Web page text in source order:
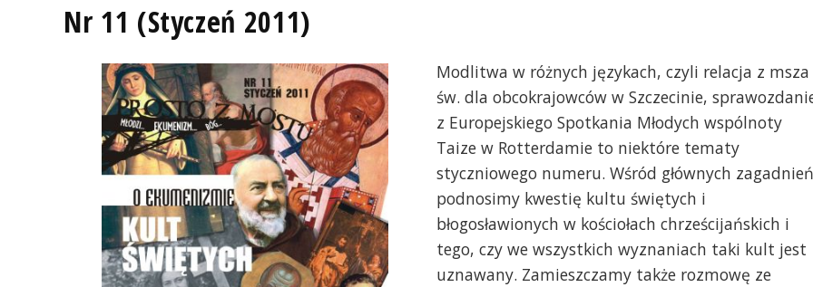
Nr 11 (Styczeń 2011)
Modlitwa w różnych językach, czyli relacja z msza
św. dla obcokrajowców w Szczecinie,
z Europejskiego Spotkania Młodych wspólnoty
Taize w Rotterdamie to niektóre tematy
styczniowego numeru. Wśród głównych zagadnień
podnosimy kwestię kultu świętych i
błogosławionych w kościołach chrześcijańskich i
tego, czy we wszystkich wyznaniach taki kult jest
uznawany. Zamieszczamy także rozmowę ze